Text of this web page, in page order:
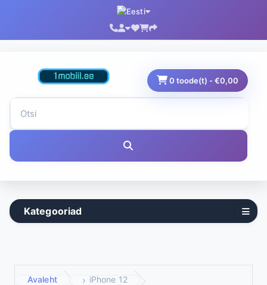
0 toode(t) - €0,00
Kategooriad
Avaleht iPhone 12